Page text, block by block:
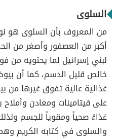
السلوى
من المعروف بأن السلوى هو
أكبر من العصفور وأصغر من
لبني إسرائيل لما يحتويه من
خالص قليل الدسم، كما أن
غذائية عالية تفوق غيرها
على فيتامينات ومعادن وأملاح
غذاءً صحياً ومقوياً للجسم
والسلوى في كتابه الكريم